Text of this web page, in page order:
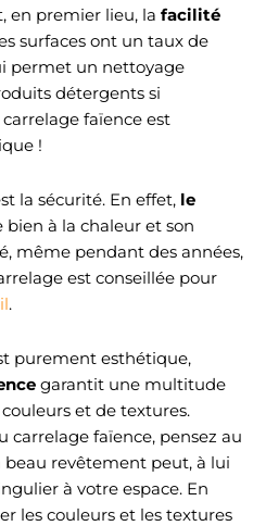
en premier lieu, la facilité
surfaces ont un taux de
permet un nettoyage
détergents si
carrelage faïence est
!
la sécurité. En effet, le
bien à la chaleur et son
même pendant des années,
est conseillée pour
.
purement esthétique,
garantit une multitude
et de textures.
carrelage faïence, pensez au
beau revêtement peut, à lui
à votre espace. En
les couleurs et les textures